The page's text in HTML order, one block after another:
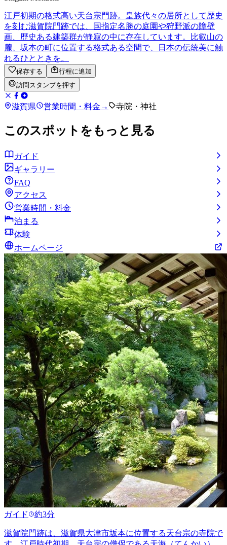
江戸初期の格式高い天台宗門跡。皇族代々の居所として歴史
を刻む滋賀院門跡では、国指定名勝の庭園や狩野派の障壁
画、歴史ある建築群が静寂の中に存在しています。比叡山の
麓、坂本の町に位置する格式ある空間で、日本の伝統美に触
れるひとときを。
保存する
行程に追加
訪問スタンプを押す
滋賀県 営業時間・料金 → 寺院・神社
このスポットをもっと見る
ガイド
ギャラリー
FAQ
アクセス
営業時間・料金
泊まる
体験
ホームページ
ガイド 約3分
滋賀院門跡は、滋賀県大津市坂本に位置する天台宗の寺院で